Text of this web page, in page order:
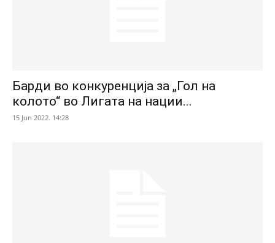
Барди во конкуренција за „Гол на
колото“ во Лигата на нации...
15 Jun 2022. 14:28